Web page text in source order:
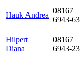
Hauk Andrea
08167
6943-63
Hilpert
Diana
08167
6943-23